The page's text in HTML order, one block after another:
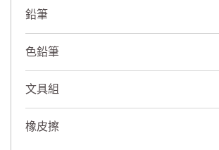
鉛筆
色鉛筆
文具組
橡皮擦